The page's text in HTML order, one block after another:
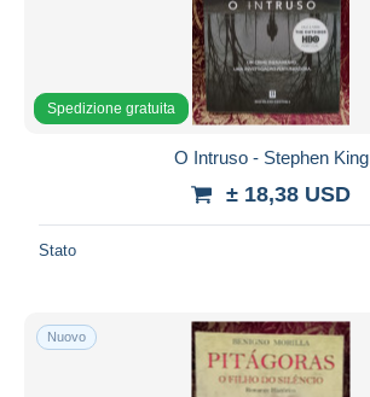
Spedizione gratuita
O Intruso - Stephen King
± 18,38 USD
Stato
Nuovo